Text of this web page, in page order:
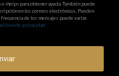
«help» para obtener ayuda. También puede
en los correos electrónicos. Pueden
de los mensajes puede variar.
de-privacidad